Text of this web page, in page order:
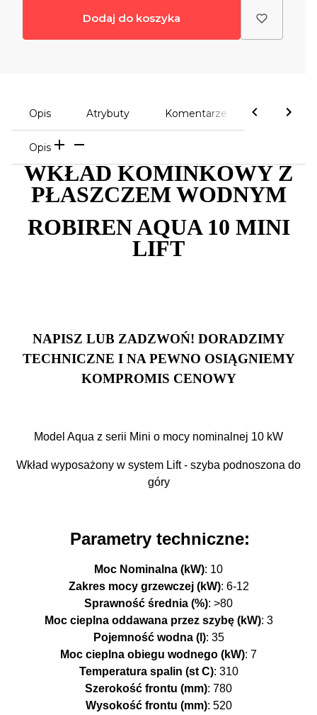
Dodaj do koszyka
Opis Atrybuty Komentarze
Opis
WKŁAD KOMINKOWY Z
PŁASZCZEM WODNYM
ROBIREN AQUA 10 MINI
LIFT
NAPISZ LUB ZADZWOŃ! DORADZIMY
TECHNICZNE I NA PEWNO OSIĄGNIEMY
KOMPROMIS CENOWY
Model Aqua z serii Mini o mocy nominalnej 10 kW
Wkład wyposażony w system Lift - szyba podnoszona do
góry
Parametry techniczne:
Moc Nominalna (kW): 10
Zakres mocy grzewczej (kW): 6-12
Sprawność średnia (%): >80
Moc cieplna oddawana przez szybę (kW): 3
Pojemność wodna (l): 35
Moc cieplna obiegu wodnego (kW): 7
Temperatura spalin (st C): 310
Szerokość frontu (mm): 780
Wysokość frontu (mm): 520